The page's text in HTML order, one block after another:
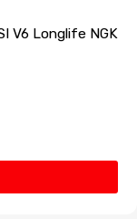
V6 Longlife NGK